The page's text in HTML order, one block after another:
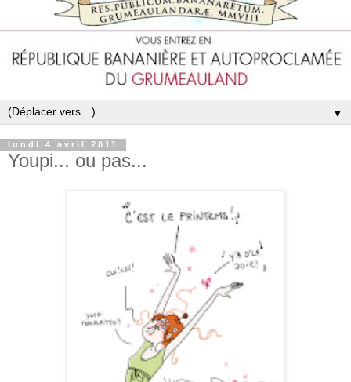
▼
lundi 4 avril 2011
Youpi... ou pas...